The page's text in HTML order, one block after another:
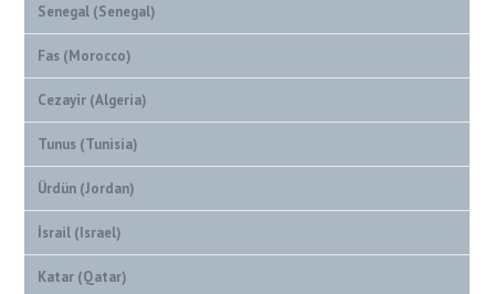
Senegal (Senegal)
Fas (Morocco)
Cezayir (Algeria)
Tunus (Tunisia)
Ürdün (Jordan)
İsrail (Israel)
Katar (Qatar)